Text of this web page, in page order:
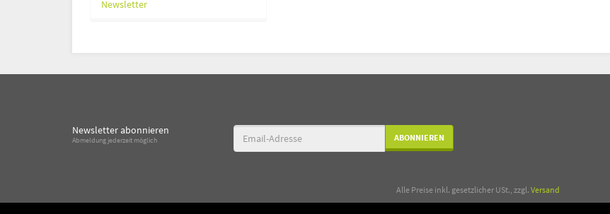
Newsletter
Newsletter abonnieren
Abmeldung jederzeit möglich
Email-
Adresse
ABONNIEREN
Alle Preise inkl. gesetzlicher USt., zzgl. Versand